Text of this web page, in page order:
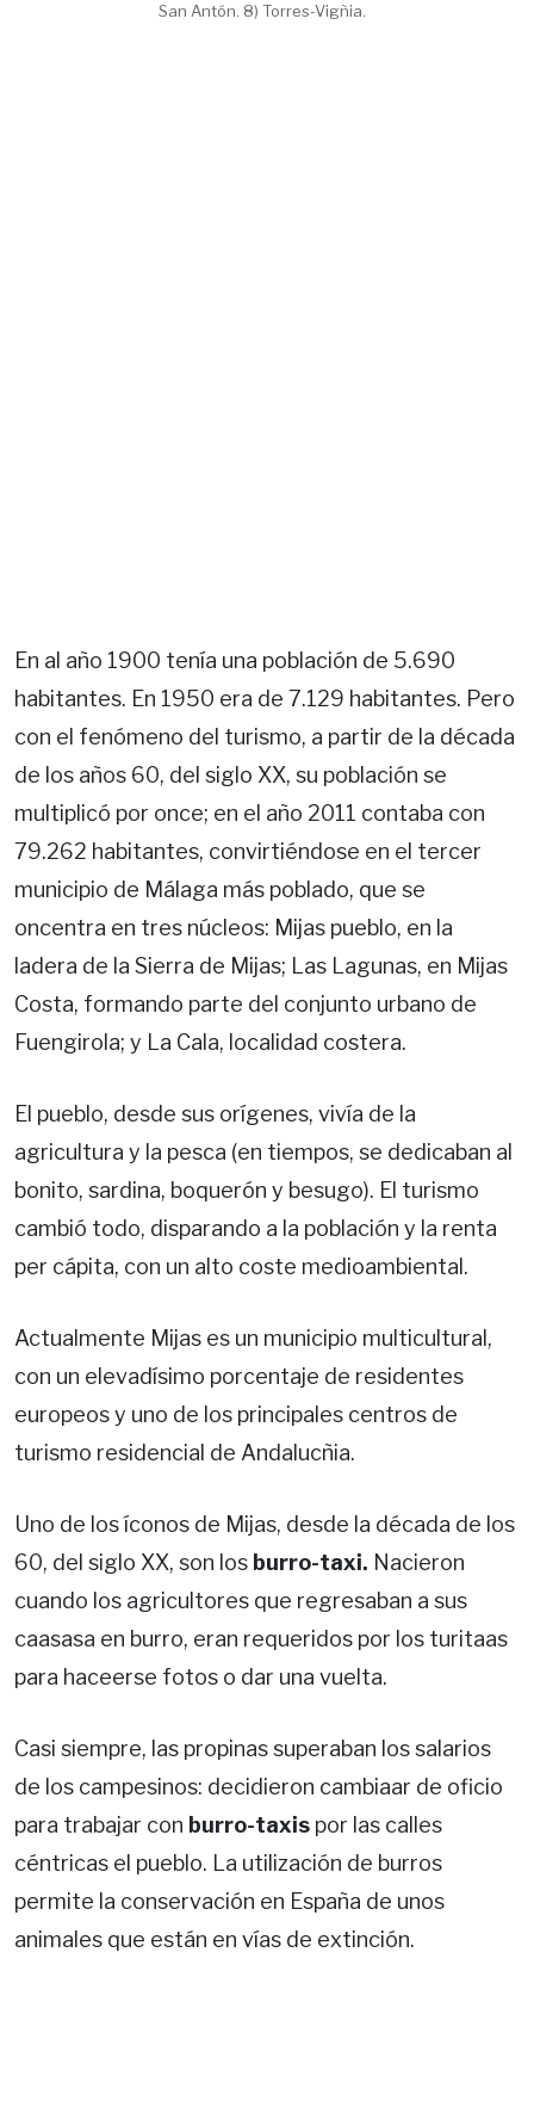
San Antón. 8) Torres-Vigñia.
En al año 1900 tenía una población de 5.690
habitantes. En 1950 era de 7.129 habitantes. Pero
con el fenómeno del turismo, a partir de la década
de los años 60, del siglo XX, su población se
multiplicó por once; en el año 2011 contaba con
79.262 habitantes, convirtiéndose en el tercer
municipio de Málaga más poblado, que se
oncentra en tres núcleos: Mijas pueblo, en la
ladera de la Sierra de Mijas; Las Lagunas, en Mijas
Costa, formando parte del conjunto urbano de
Fuengirola; y La Cala, localidad costera.
El pueblo, desde sus orígenes, vivía de la
agricultura y la pesca (en tiempos, se dedicaban al
bonito, sardina, boquerón y besugo). El turismo
cambió todo, disparando a la población y la renta
per cápita, con un alto coste medioambiental.
Actualmente Mijas es un municipio multicultural,
con un elevadísimo porcentaje de residentes
europeos y uno de los principales centros de
turismo residencial de Andalucñia.
Uno de los íconos de Mijas, desde la década de los
60, del siglo XX, son los burro-taxi. Nacieron
cuando los agricultores que regresaban a sus
caasasa en burro, eran requeridos por los turitaas
para haceerse fotos o dar una vuelta.
Casi siempre, las propinas superaban los salarios
de los campesinos: decidieron cambiaar de oficio
para trabajar con burro-taxis por las calles
céntricas el pueblo. La utilización de burros
permite la conservación en España de unos
animales que están en vías de extinción.